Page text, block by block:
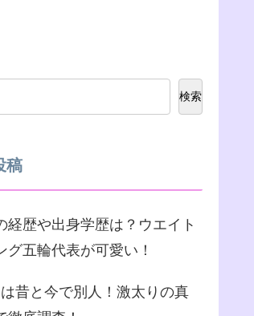
検索
稿
経歴や出身学歴は？ウエイト
グ五輪代表が可愛い！
昔と今で別人！激太りの真